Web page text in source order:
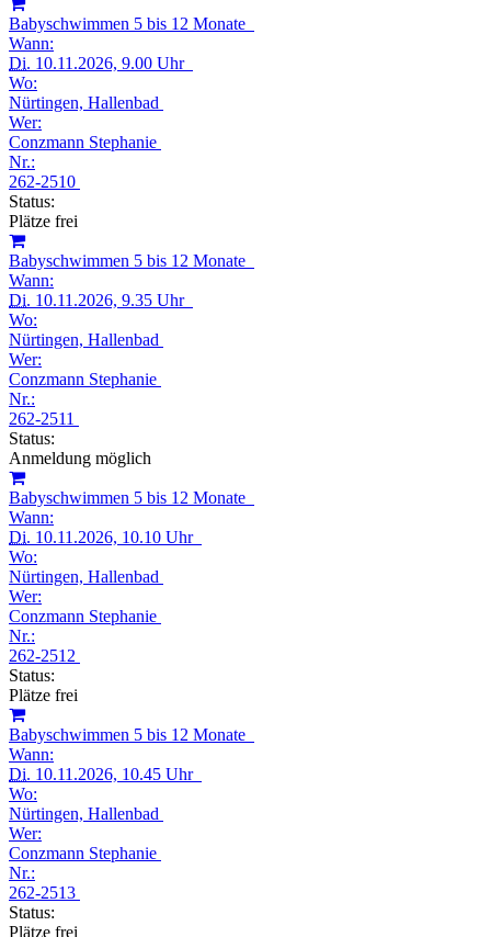
Babyschwimmen 5 bis 12 Monate
Wann:
Di. 10.11.2026, 9.00 Uhr
Wo:
Nürtingen, Hallenbad
Wer:
Conzmann Stephanie
Nr.:
262-2510
Status:
Plätze frei
Babyschwimmen 5 bis 12 Monate
Wann:
Di. 10.11.2026, 9.35 Uhr
Wo:
Nürtingen, Hallenbad
Wer:
Conzmann Stephanie
Nr.:
262-2511
Status:
Anmeldung möglich
Babyschwimmen 5 bis 12 Monate
Wann:
Di. 10.11.2026, 10.10 Uhr
Wo:
Nürtingen, Hallenbad
Wer:
Conzmann Stephanie
Nr.:
262-2512
Status:
Plätze frei
Babyschwimmen 5 bis 12 Monate
Wann:
Di. 10.11.2026, 10.45 Uhr
Wo:
Nürtingen, Hallenbad
Wer:
Conzmann Stephanie
Nr.:
262-2513
Status:
Plätze frei